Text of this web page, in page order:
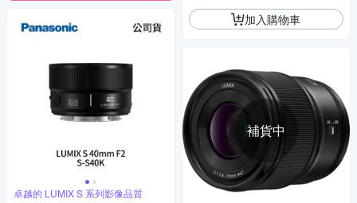
卓越的 LUMIX S 系列影像品質
加入購物車
補貨中